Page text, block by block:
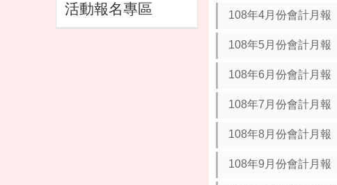
活動報名專區 108年4月份會計月報
108年5月份會計月報
108年6月份會計月報
108年7月份會計月報
108年8月份會計月報
108年9月份會計月報